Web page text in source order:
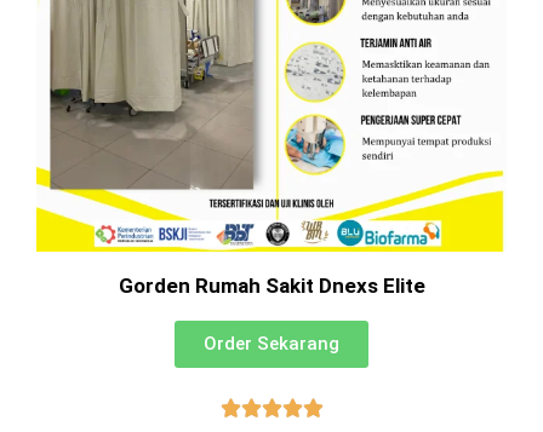
Gorden Rumah Sakit Dnexs Elite
Order Sekarang
